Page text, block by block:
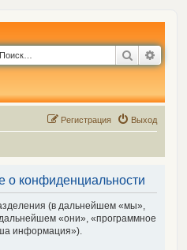
Поиск
Выход
Регистрация
о конфиденциальности
(в дальнейшем «мы»,
«они», «программное
информация»).